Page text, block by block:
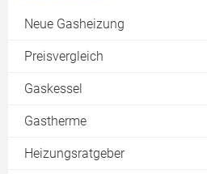
Neue Gasheizung
Kaufen
Einfamilienhaus
Brennwerttechnik
Preisvergleich
Gaskessel
Gasheizungen von Buderus
Gasheizungen von Viessmann
Gastherme
Brennwerttherme
Heizungsratgeber